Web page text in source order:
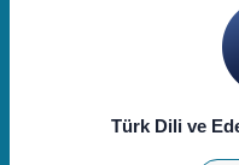
Türk Dili ve